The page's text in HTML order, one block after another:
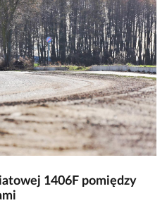
1406F pomiędzy